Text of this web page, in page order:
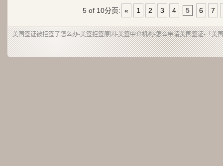
5 of 10分页: « 1 2 3 4 5 6 7
美国签证被拒签了怎么办-美签拒签原因-美签中介机构-怎么申请美国签证-「美